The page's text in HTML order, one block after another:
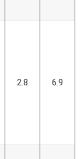
2.8 6.9